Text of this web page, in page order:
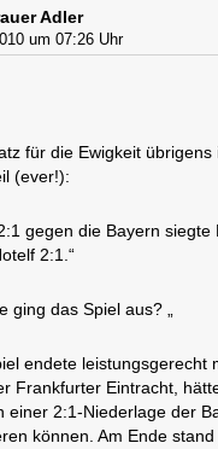
Adler
um 07:26 Uhr
für die Ewigkeit übrigens
(ever!):
2:1 gegen die Bayern
2:1.“
ging das Spiel aus? „
endete leistungsgerecht
Frankfurter Eintracht,
einer 2:1-Niederlage der
können. Am Ende stand